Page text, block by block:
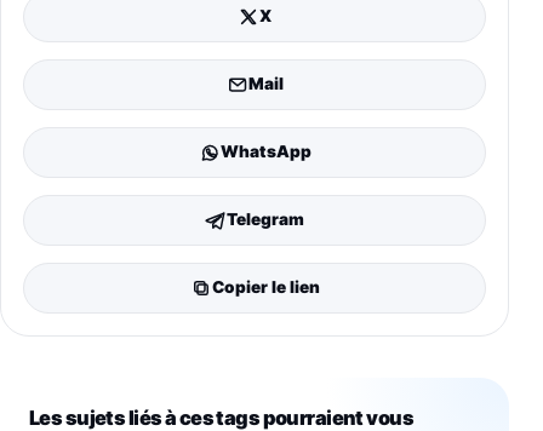
X
Mail
WhatsApp
Telegram
Copier le lien
Les sujets liés à ces tags pourraient vous